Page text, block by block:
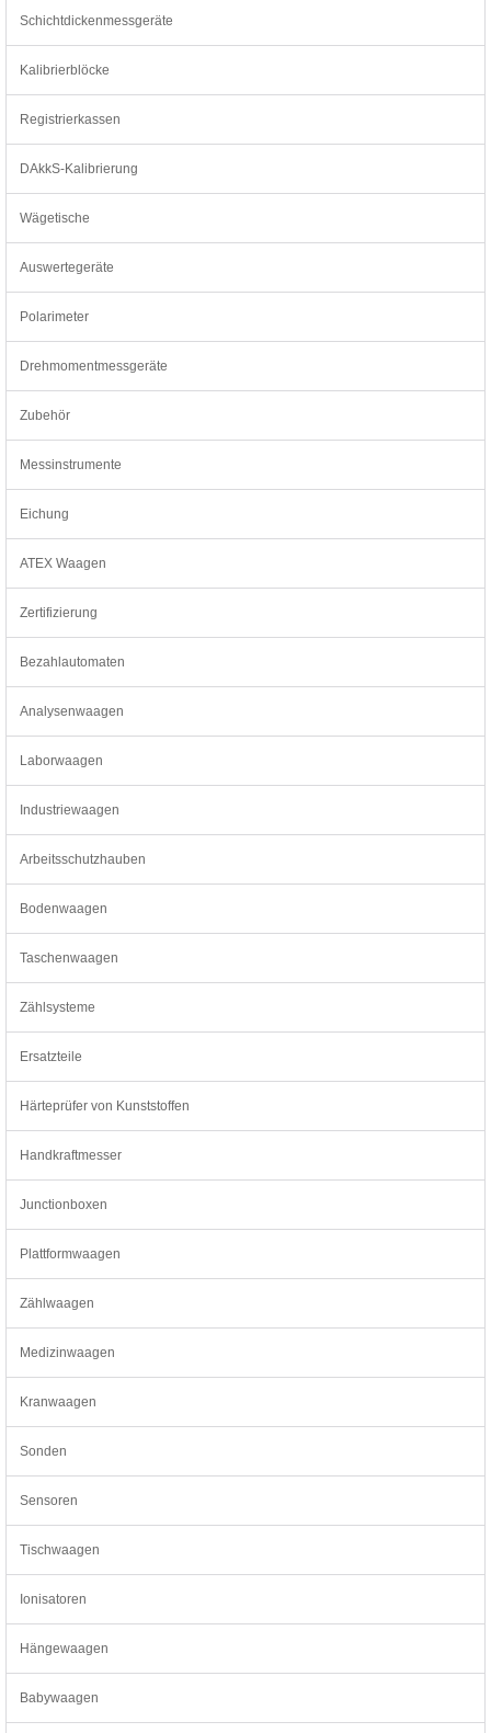
Schichtdickenmessgeräte
Kalibrierblöcke
Registrierkassen
DAkkS-Kalibrierung
Wägetische
Auswertegeräte
Polarimeter
Drehmomentmessgeräte
Zubehör
Messinstrumente
Eichung
ATEX Waagen
Zertifizierung
Bezahlautomaten
Analysenwaagen
Laborwaagen
Industriewaagen
Arbeitsschutzhauben
Bodenwaagen
Taschenwaagen
Zählsysteme
Ersatzteile
Härteprüfer von Kunststoffen
Handkraftmesser
Junctionboxen
Plattformwaagen
Zählwaagen
Medizinwaagen
Kranwaagen
Sonden
Sensoren
Tischwaagen
Ionisatoren
Hängewaagen
Babywaagen